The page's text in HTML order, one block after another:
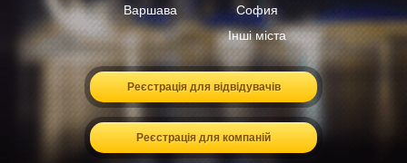
Варшава
София
Інші міста
Реєстрація для відвідувачів
Реєстрація для компаній